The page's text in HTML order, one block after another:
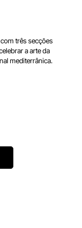
três secções
a arte da
mediterrânica.